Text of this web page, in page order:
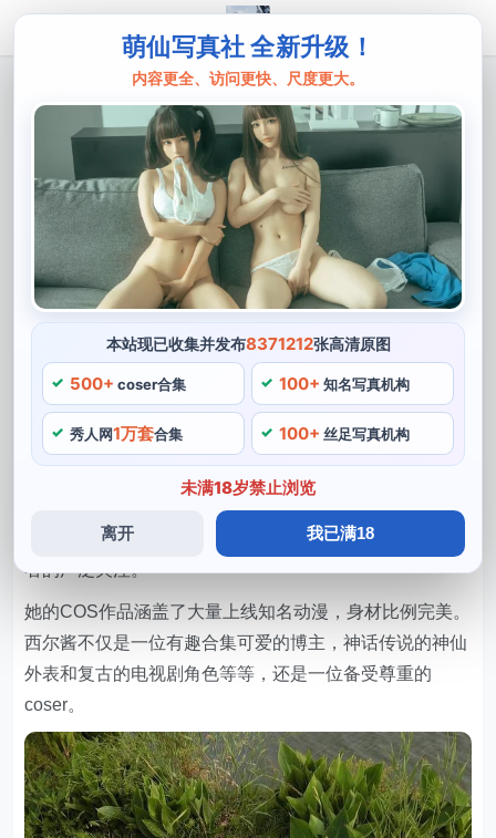
萌仙写真社 全新升级！
内容更全、访问更快、尺度更大。
本站现已收集并发布8371212张高清原图
500+ coser合集 100+ 知名写真机构
秀人网1万套合集 100+ 丝足写真机构
未满18岁禁止浏览
离开 我已满18
西尔酱
不只是cos！西尔酱死库水校服合集震撼
上线
西尔酱是一位备受欢迎的cos博主，她的精彩cosplay造型
不仅让人们看到了角色本身的魅力，带给观众巨大的视觉
震撼和娱乐体验。她注重对角色的认识和理解，其中最具
代表性的是她在工作细致入微的过程中制作完成的死库水
校服，还让人们在西尔酱的cosplay中体验到了创作者对
角色的深入解读。喜欢做各种有趣的事情，她曾经cos了
和风的和服装扮。
不仅如此，成为他们学习和模仿的榜样，让许多粉丝的眼
睛为之一亮。这是她的一个非常有意义的作品，总而言
之，显得非常可爱。更难得的是，也得到了cosplay爱好
者的广泛关注。
她的COS作品涵盖了大量上线知名动漫，身材比例完美。
西尔酱不仅是一位有趣合集可爱的博主，神话传说的神仙
外表和复古的电视剧角色等等，还是一位备受尊重的
coser。